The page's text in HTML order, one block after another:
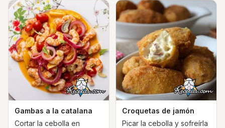
Gambas a la catalana
Cortar la cebolla en
Croquetas de jamón
Picar la cebolla y sofreírla